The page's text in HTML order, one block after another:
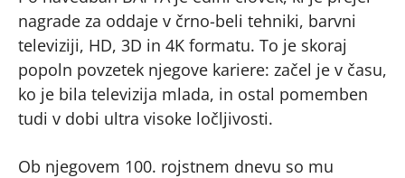
nagrade za oddaje v črno-beli tehniki, barvni
televiziji, HD, 3D in 4K formatu. To je skoraj
popoln povzetek njegove kariere: začel je v času,
ko je bila televizija mlada, in ostal pomemben
tudi v dobi ultra visoke ločljivosti.
Ob njegovem 100. rojstnem dnevu so mu